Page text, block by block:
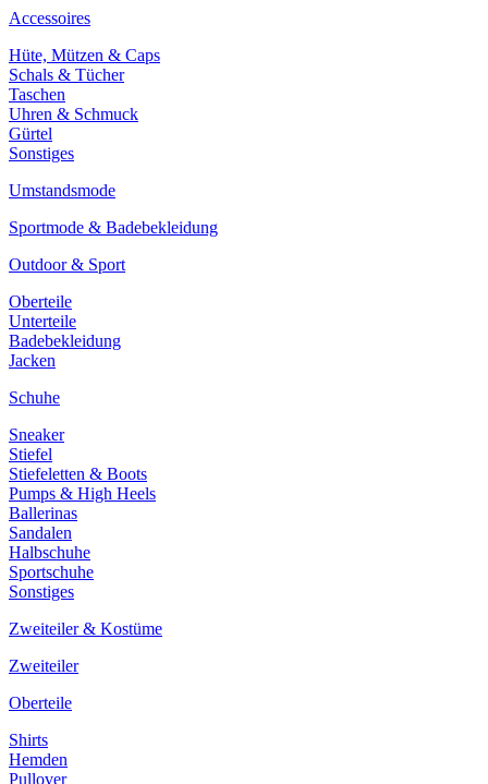
Accessoires
Hüte, Mützen & Caps
Schals & Tücher
Taschen
Uhren & Schmuck
Gürtel
Sonstiges
Umstandsmode
Sportmode & Badebekleidung
Outdoor & Sport
Oberteile
Unterteile
Badebekleidung
Jacken
Schuhe
Sneaker
Stiefel
Stiefeletten & Boots
Pumps & High Heels
Ballerinas
Sandalen
Halbschuhe
Sportschuhe
Sonstiges
Zweiteiler & Kostüme
Zweiteiler
Oberteile
Shirts
Hemden
Pullover